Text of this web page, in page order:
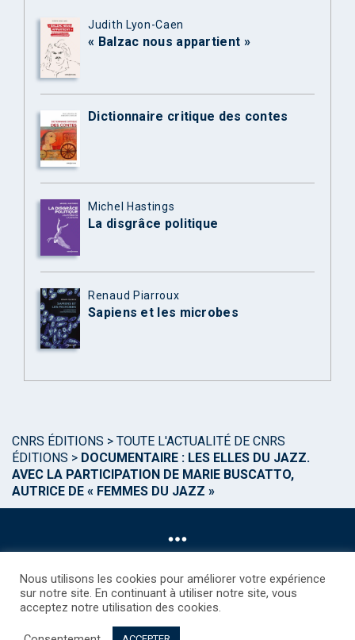
Judith Lyon-Caen
« Balzac nous appartient »
Dictionnaire critique des contes
Michel Hastings
La disgrâce politique
Renaud Piarroux
Sapiens et les microbes
CNRS ÉDITIONS > TOUTE L'ACTUALITÉ DE CNRS
ÉDITIONS > DOCUMENTAIRE : LES ELLES DU JAZZ.
AVEC LA PARTICIPATION DE MARIE BUSCATTO,
AUTRICE DE « FEMMES DU JAZZ »
©CNRS EDITIONS 2025
Nous utilisons les cookies pour améliorer votre expérience
sur notre site. En continuant à utiliser notre site, vous
acceptez notre utilisation des cookies.